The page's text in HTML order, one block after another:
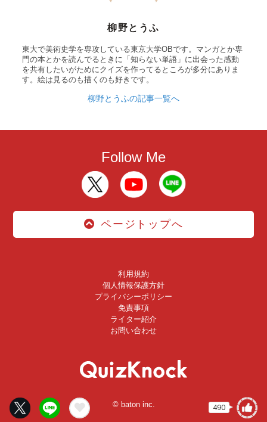
490
柳野とうふ
東大で美術史学を専攻している東京大学OBです。マンガとか専
門の本とかを読んでるときに「知らない単語」に出会った感動
を共有したいがためにクイズを作ってるところが多分にありま
す。絵は見るのも描くのも好きです。
柳野とうふの記事一覧へ
Follow Me
ページトップへ
利用規約
個人情報保護方針
プライバシーポリシー
免責事項
ライター紹介
お問い合わせ
© baton inc.